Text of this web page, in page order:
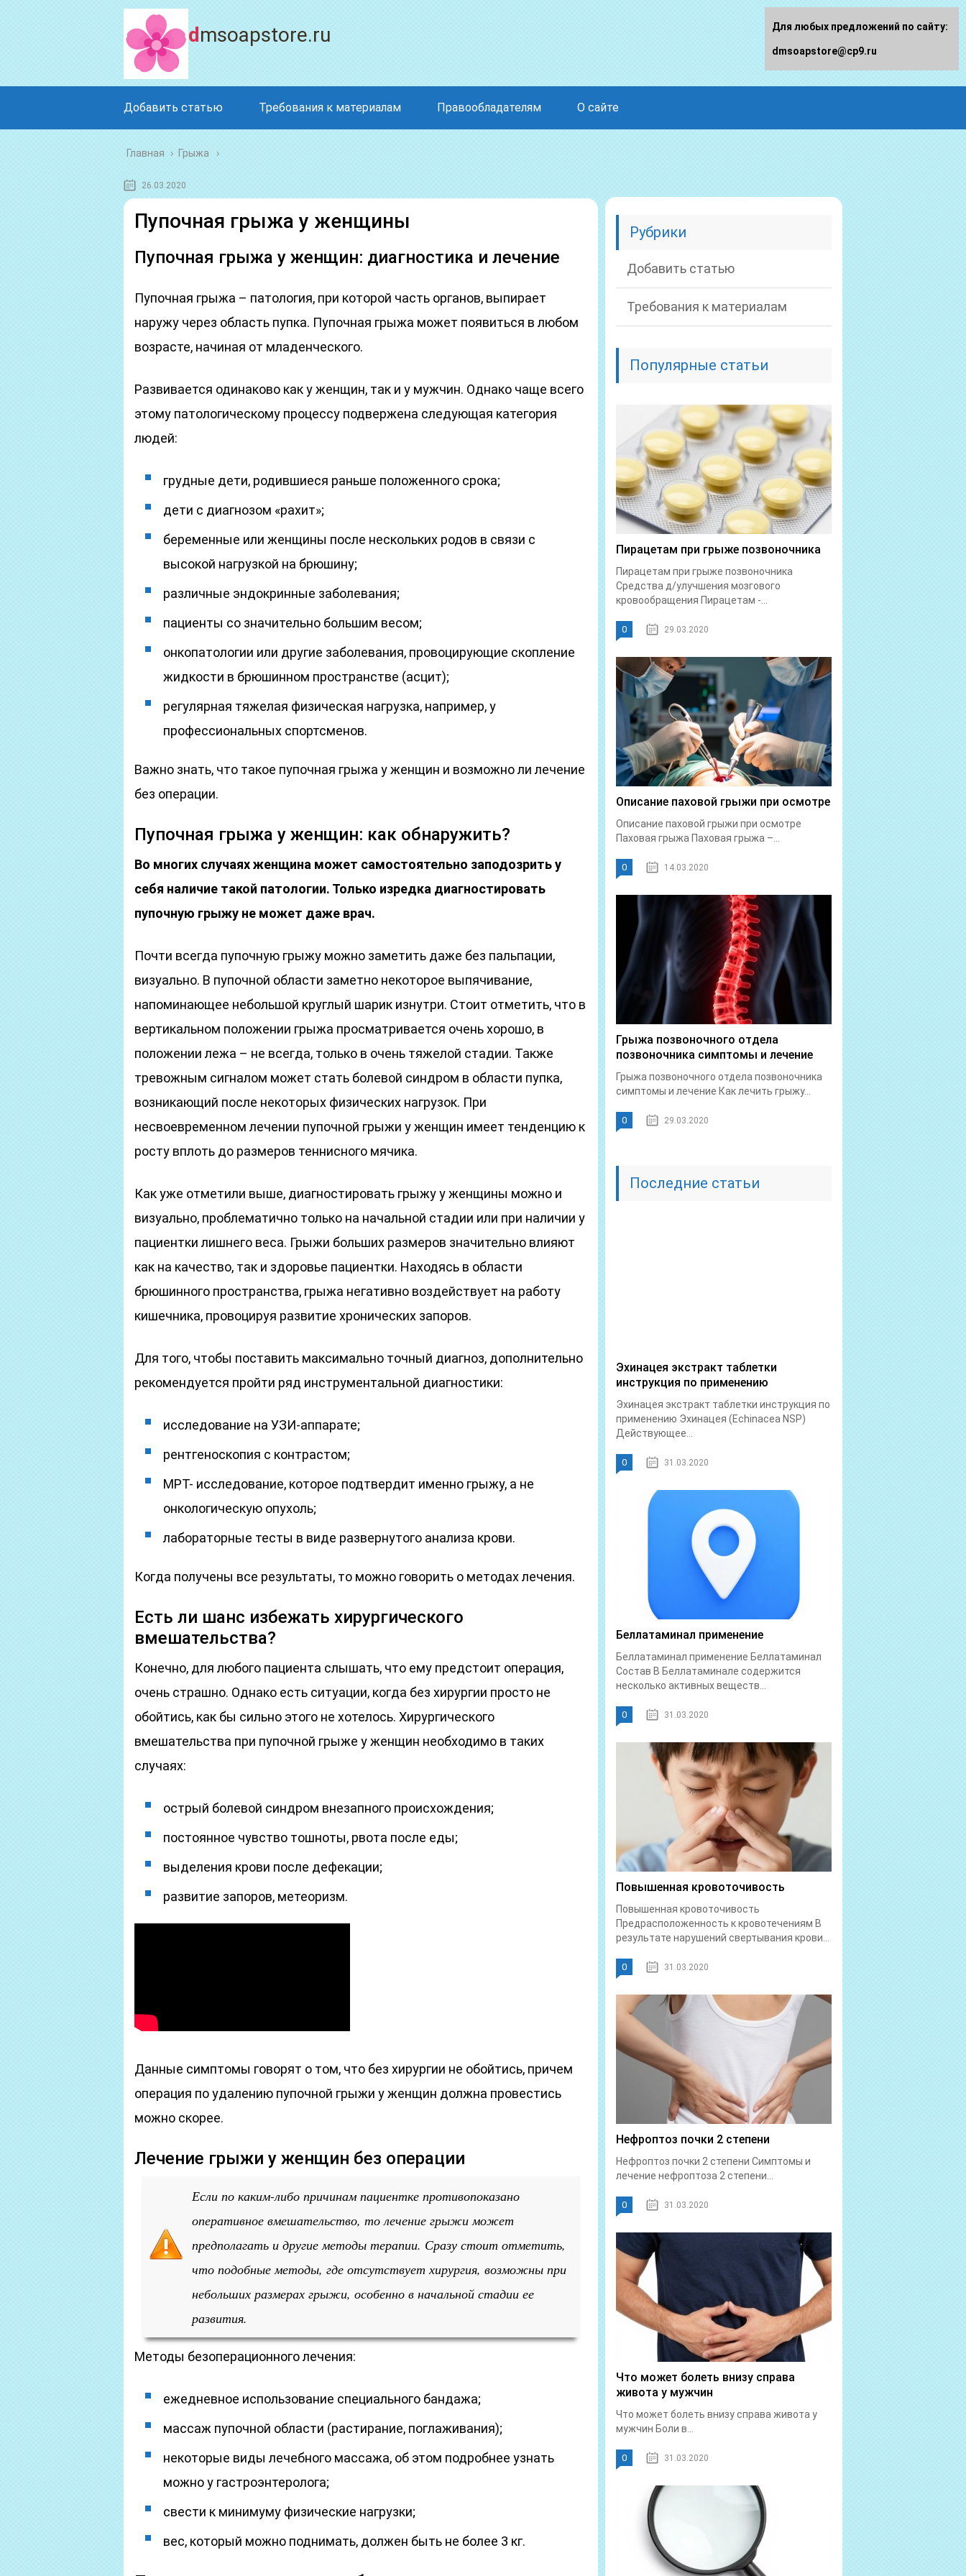
dmsoapstore.ru
Добавить статью Требования к материалам Правообладателям О сайте
Главная › Грыжа
26.03.2020
Пупочная грыжа у женщины
Пупочная грыжа у женщин: диагностика и лечение
Пупочная грыжа – патология, при которой часть органов, выпирает
наружу через область пупка. Пупочная грыжа может появиться в любом
возрасте, начиная от младенческого.
Развивается одинаково как у женщин, так и у мужчин. Однако чаще всего
этому патологическому процессу подвержена следующая категория
людей:
грудные дети, родившиеся раньше положенного срока;
дети с диагнозом «рахит»;
беременные или женщины после нескольких родов в связи с
высокой нагрузкой на брюшину;
различные эндокринные заболевания;
пациенты со значительно большим весом;
онкопатологии или другие заболевания, провоцирующие скопление
жидкости в брюшинном пространстве (асцит);
регулярная тяжелая физическая нагрузка, например, у
профессиональных спортсменов.
Важно знать, что такое пупочная грыжа у женщин и возможно ли лечение
без операции.
Пупочная грыжа у женщин: как обнаружить?
Во многих случаях женщина может самостоятельно заподозрить у
себя наличие такой патологии. Только изредка диагностировать
пупочную грыжу не может даже врач.
Почти всегда пупочную грыжу можно заметить даже без пальпации,
визуально. В пупочной области заметно некоторое выпячивание,
напоминающее небольшой круглый шарик изнутри. Стоит отметить, что в
вертикальном положении грыжа просматривается очень хорошо, в
положении лежа – не всегда, только в очень тяжелой стадии. Также
тревожным сигналом может стать болевой синдром в области пупка,
возникающий после некоторых физических нагрузок. При
несвоевременном лечении пупочной грыжи у женщин имеет тенденцию к
росту вплоть до размеров теннисного мячика.
Как уже отметили выше, диагностировать грыжу у женщины можно и
визуально, проблематично только на начальной стадии или при наличии у
пациентки лишнего веса. Грыжи больших размеров значительно влияют
как на качество, так и здоровье пациентки. Находясь в области
брюшинного пространства, грыжа негативно воздействует на работу
кишечника, провоцируя развитие хронических запоров.
Для того, чтобы поставить максимально точный диагноз, дополнительно
рекомендуется пройти ряд инструментальной диагностики:
исследование на УЗИ-аппарате;
рентгеноскопия с контрастом;
МРТ- исследование, которое подтвердит именно грыжу, а не
онкологическую опухоль;
лабораторные тесты в виде развернутого анализа крови.
Когда получены все результаты, то можно говорить о методах лечения.
Есть ли шанс избежать хирургического
вмешательства?
Конечно, для любого пациента слышать, что ему предстоит операция,
очень страшно. Однако есть ситуации, когда без хирургии просто не
обойтись, как бы сильно этого не хотелось. Хирургического
вмешательства при пупочной грыже у женщин необходимо в таких
случаях:
острый болевой синдром внезапного происхождения;
постоянное чувство тошноты, рвота после еды;
выделения крови после дефекации;
развитие запоров, метеоризм.
Данные симптомы говорят о том, что без хирургии не обойтись, причем
операция по удалению пупочной грыжи у женщин должна провестись
можно скорее.
Лечение грыжи у женщин без операции
Если по каким-либо причинам пациентке противопоказано
оперативное вмешательство, то лечение грыжи может
предполагать и другие методы терапии. Сразу стоит отметить,
что подобные методы, где отсутствует хирургия, возможны при
небольших размерах грыжи, особенно в начальной стадии ее
развития.
Методы безоперационного лечения:
ежедневное использование специального бандажа;
массаж пупочной области (растирание, поглаживания);
некоторые виды лечебного массажа, об этом подробнее узнать
можно у гастроэнтеролога;
свести к минимуму физические нагрузки;
вес, который можно поднимать, должен быть не более 3 кг.
Рубрики
Добавить статью
Требования к материалам
Популярные статьи
Пирацетам при грыже позвоночника
Пирацетам при грыже позвоночника
Средства д/улучшения мозгового
кровообращения Пирацетам -...
0 29.03.2020
Описание паховой грыжи при осмотре
Описание паховой грыжи при осмотре
Паховая грыжа Паховая грыжа –...
0 14.03.2020
Грыжа позвоночного отдела
позвоночника симптомы и лечение
Грыжа позвоночного отдела позвоночника
симптомы и лечение Как лечить грыжу...
0 29.03.2020
Последние статьи
Эхинацея экстракт таблетки
инструкция по применению
Эхинацея экстракт таблетки инструкция по
применению Эхинацея (Echinacea NSP)
Действующее...
0 31.03.2020
Беллатаминал применение
Беллатаминал применение Беллатаминал
Состав В Беллатаминале содержится
несколько активных веществ...
0 31.03.2020
Повышенная кровоточивость
Повышенная кровоточивость
Предрасположенность к кровотечениям В
результате нарушений свертывания крови...
0 31.03.2020
Нефроптоз почки 2 степени
Нефроптоз почки 2 степени Симптомы и
лечение нефроптоза 2 степени...
0 31.03.2020
Что может болеть внизу справа
живота у мужчин
Что может болеть внизу справа живота у
мужчин Боли в...
0 31.03.2020
Для любых предложений по сайту:
dmsoapstore@cp9.ru